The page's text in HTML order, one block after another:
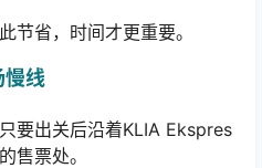
节省，时间才更重要。
慢线
要出关后沿着KLIA Ekspres
售票处。